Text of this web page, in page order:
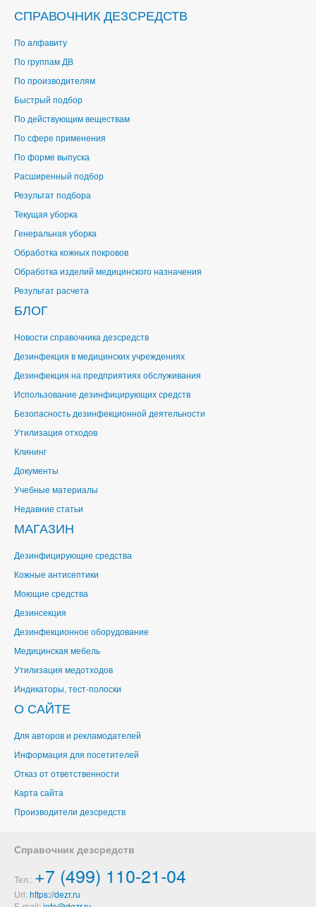
СПРАВОЧНИК ДЕЗСРЕДСТВ
По алфавиту
По группам ДВ
По производителям
Быстрый подбор
По действующим веществам
По сфере применения
По форме выпуска
Расширенный подбор
Результат подбора
Текущая уборка
Генеральная уборка
Обработка кожных покровов
Обработка изделий медицинского назначения
Результат расчета
БЛОГ
Новости справочника дезсредств
Дезинфекция в медицинских учреждениях
Дезинфекция на предприятиях обслуживания
Использование дезинфицирующих средств
Безопасность дезинфекционной деятельности
Утилизация отходов
Клининг
Документы
Учебные материалы
Недавние статьи
МАГАЗИН
Дезинфицирующие средства
Кожные антисептики
Моющие средства
Дезинсекция
Дезинфекционное оборудование
Медицинская мебель
Утилизация медотходов
Индикаторы, тест-полоски
О САЙТЕ
Для авторов и рекламодателей
Информация для посетителей
Отказ от ответственности
Карта сайта
Производители дезсредств
Справочник дезсредств
Тел.: +7 (499) 110-21-04
Url: https://dezr.ru